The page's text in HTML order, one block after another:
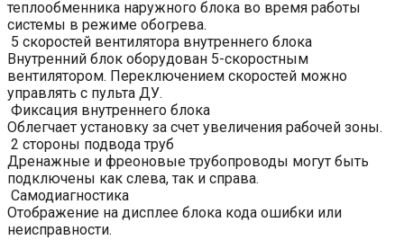
теплообменника наружного блока во время работы
системы в режиме обогрева.
5 скоростей вентилятора внутреннего блока
Внутренний блок оборудован 5-скоростным
вентилятором. Переключением скоростей можно
управлять с пульта ДУ.
Фиксация внутреннего блока
Облегчает установку за счет увеличения рабочей зоны.
2 стороны подвода труб
Дренажные и фреоновые трубопроводы могут быть
подключены как слева, так и справа.
Самодиагностика
Отображение на дисплее блока кода ошибки или
неисправности.